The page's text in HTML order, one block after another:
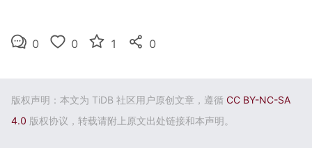
0 0 1 0
版权声明：本文为 TiDB 社区用户原创文章，遵循 CC BY-NC-SA
4.0 版权协议，转载请附上原文出处链接和本声明。